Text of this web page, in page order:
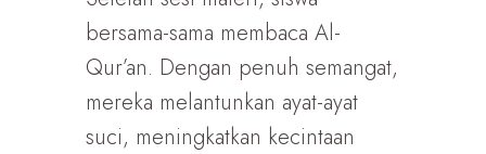
bersama-sama membaca Al-
Qur’an. Dengan penuh semangat,
mereka melantunkan ayat-ayat
suci, meningkatkan kecintaan